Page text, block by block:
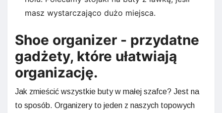
masz wystarczająco dużo miejsca.
Shoe organizer - przydatne
gadżety, które ułatwiają
organizację.
Jak zmieścić wszystkie buty w małej szafce? Jest na
to sposób. Organizery to jeden z naszych topowych